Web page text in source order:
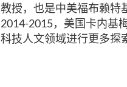
教授，也是中美福布赖特
2014-2015，美国卡内基
科技人文领域进行更多探